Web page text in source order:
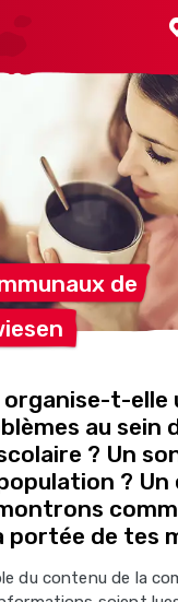
de
organise-t-elle
au sein
? Un
?
portée de tes
du contenu de la